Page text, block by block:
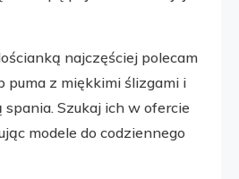
najczęściej polecam
puma z miękkimi ślizgami i
spania. Szukaj ich w ofercie
modele do codziennego